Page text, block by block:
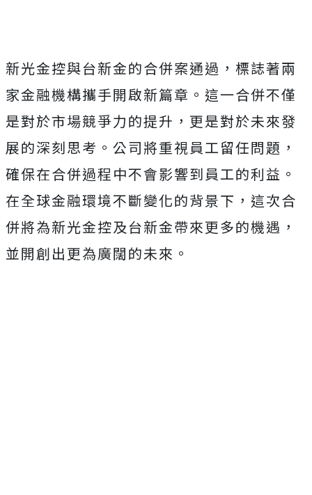
新光金控與台新金的合併案通過，標誌著兩
家金融機構攜手開啟新篇章。這一合併不僅
是對於市場競爭力的提升，更是對於未來發
展的深刻思考。公司將重視員工留任問題，
確保在合併過程中不會影響到員工的利益。
在全球金融環境不斷變化的背景下，這次合
併將為新光金控及台新金帶來更多的機遇，
並開創出更為廣闊的未來。